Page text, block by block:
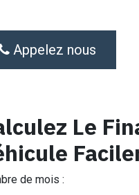
Appelez nous
Le
de mois :